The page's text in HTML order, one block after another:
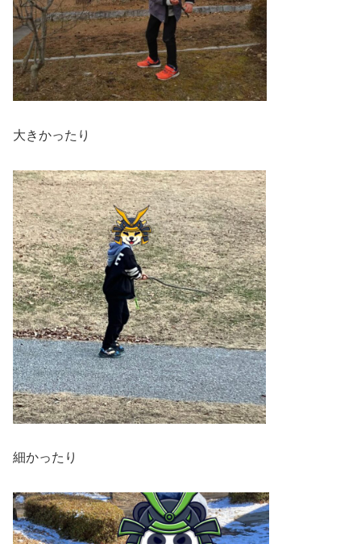
大きかったり
細かったり